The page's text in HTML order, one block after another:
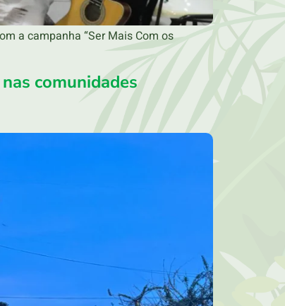
a campanha “Ser Mais Com os
comunidades